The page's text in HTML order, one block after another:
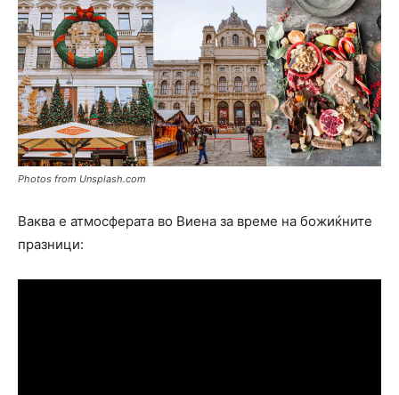
Photos from Unsplash.com
Ваква е атмосферата во Виена за време на божиќните
празници: